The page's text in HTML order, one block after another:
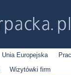
Unia Europejska
Wizytówki firm